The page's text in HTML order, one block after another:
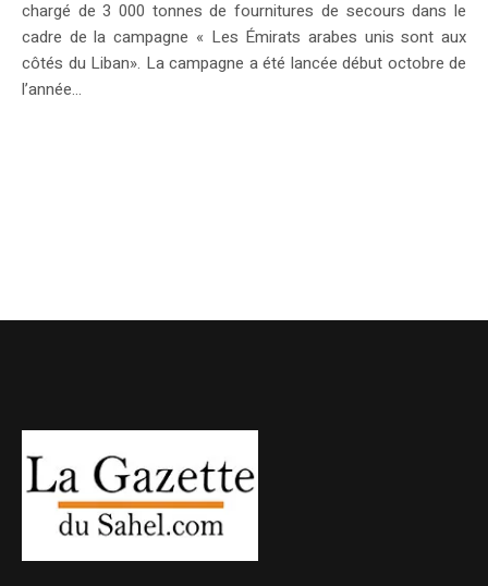
chargé de 3 000 tonnes de fournitures de secours dans le
cadre de la campagne « Les Émirats arabes unis sont aux
côtés du Liban». La campagne a été lancée début octobre de
l’année...